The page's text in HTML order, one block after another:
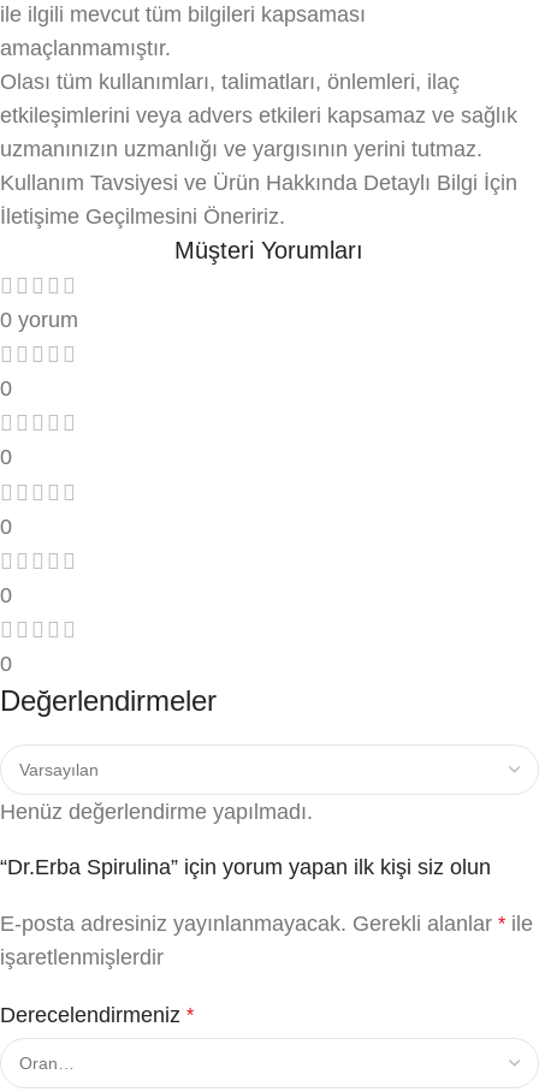
ile ilgili mevcut tüm bilgileri kapsaması
amaçlanmamıştır.
Olası tüm kullanımları, talimatları, önlemleri, ilaç
etkileşimlerini veya advers etkileri kapsamaz ve sağlık
uzmanınızın uzmanlığı ve yargısının yerini tutmaz.
Kullanım Tavsiyesi ve Ürün Hakkında Detaylı Bilgi İçin
İletişime Geçilmesini Öneririz.
Müşteri Yorumları
0 yorum
0
0
0
0
0
Değerlendirmeler
Henüz değerlendirme yapılmadı.
“Dr.Erba Spirulina” için yorum yapan ilk kişi siz olun
E-posta adresiniz yayınlanmayacak. Gerekli alanlar * ile
işaretlenmişlerdir
Derecelendirmeniz *